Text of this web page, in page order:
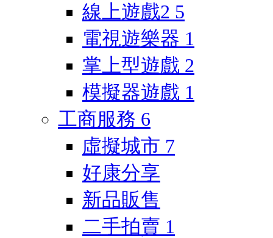
線上遊戲2 5
電視遊樂器 1
掌上型遊戲 2
模擬器遊戲 1
工商服務 6
虛擬城市 7
好康分享
新品販售
二手拍賣 1